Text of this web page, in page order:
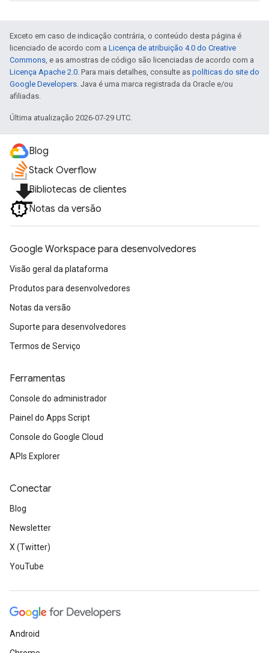
Exceto em caso de indicação contrária, o conteúdo desta página é
licenciado de acordo com a Licença de atribuição 4.0 do Creative
Commons, e as amostras de código são licenciadas de acordo com a
Licença Apache 2.0. Para mais detalhes, consulte as políticas do site do
Google Developers. Java é uma marca registrada da Oracle e/ou
afiliadas.
Última atualização 2026-07-29 UTC.
Blog
Stack Overflow
file_downloadBibliotecas de clientes
Notas da versão
Google Workspace para desenvolvedores
Visão geral da plataforma
Produtos para desenvolvedores
Notas da versão
Suporte para desenvolvedores
Termos de Serviço
Ferramentas
Console do administrador
Painel do Apps Script
Console do Google Cloud
APIs Explorer
Conectar
Blog
Newsletter
X (Twitter)
YouTube
Android